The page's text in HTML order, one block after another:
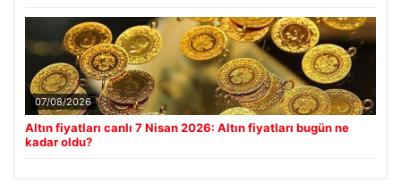
07/08/2026
Altın fiyatları canlı 7 Nisan 2026: Altın fiyatları bugün ne
kadar oldu?